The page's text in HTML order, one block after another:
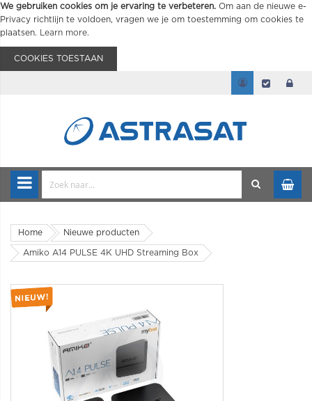
We gebruiken cookies om je ervaring te verbeteren. Om aan de nieuwe e-
Privacy richtlijn te voldoen, vragen we je om toestemming om cookies te
plaatsen.
Learn more.
COOKIES TOESTAAN
Home Nieuwe producten
Amiko A14 PULSE 4K UHD Streaming Box